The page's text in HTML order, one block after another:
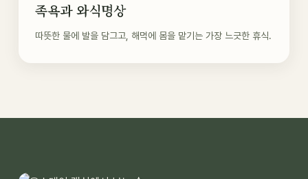
족욕과 와식명상
따뜻한 물에 발을 담그고, 해먹에 몸을 맡기는 가장 느긋한 휴식.